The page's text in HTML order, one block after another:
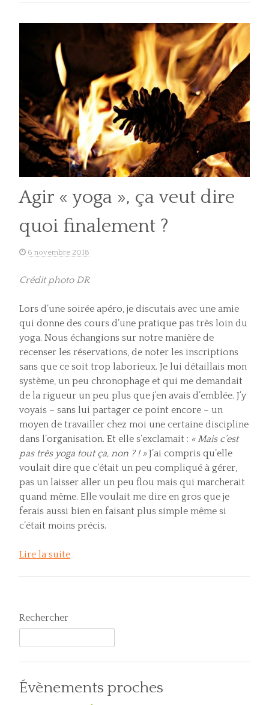
Agir « yoga », ça veut dire
quoi finalement ?
6 novembre 2018
Crédit photo DR
Lors d’une soirée apéro, je discutais avec une amie
qui donne des cours d’une pratique pas très loin du
yoga. Nous échangions sur notre manière de
recenser les réservations, de noter les inscriptions
sans que ce soit trop laborieux. Je lui détaillais mon
système, un peu chronophage et qui me demandait
de la rigueur un peu plus que j’en avais d’emblée. J’y
voyais – sans lui partager ce point encore – un
moyen de travailler chez moi une certaine discipline
dans l’organisation. Et elle s’exclamait : « Mais c’est
pas très yoga tout ça, non ? ! »J’ai compris qu’elle
voulait dire que c’était un peu compliqué à gérer,
pas un laisser aller un peu flou mais qui marcherait
quand même. Elle voulait me dire en gros que je
ferais aussi bien en faisant plus simple même si
c’était moins précis.
Lire la suite
Rechercher
Évènements proches